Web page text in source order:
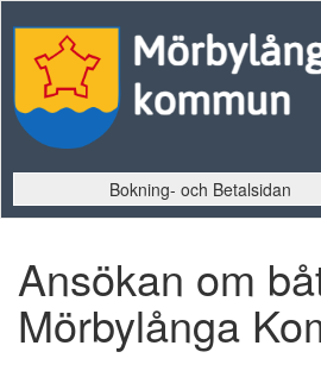
Bokning- och Betalsidan
Ansökan om
Mörbylånga